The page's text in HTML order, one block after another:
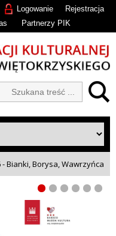
Rejestracja
Logowanie
Partnerzy PIK
Bianki, Borysa, Wawrzyńca